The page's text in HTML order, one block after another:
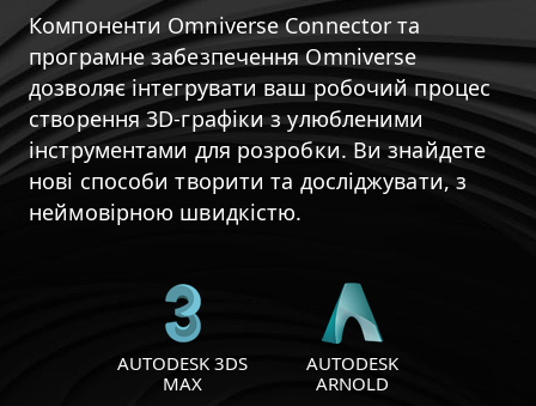
Компоненти Omniverse Connector та
програмне забезпечення Omniverse
дозволяє інтегрувати ваш робочий процес
створення 3D-графіки з улюбленими
інструментами для розробки. Ви знайдете
нові способи творити та досліджувати, з
неймовірною швидкістю.
AUTODESK 3DS
MAX
AUTODESK
ARNOLD